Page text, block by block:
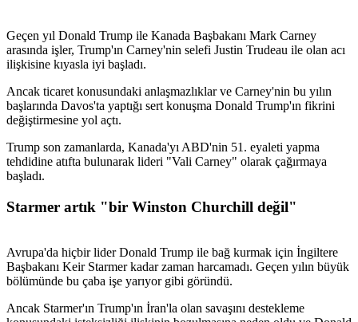
Geçen yıl Donald Trump ile Kanada Başbakanı Mark Carney
arasında işler, Trump'ın Carney'nin selefi Justin Trudeau ile olan acı
ilişkisine kıyasla iyi başladı.
Ancak ticaret konusundaki anlaşmazlıklar ve Carney'nin bu yılın
başlarında Davos'ta yaptığı sert konuşma Donald Trump'ın fikrini
değiştirmesine yol açtı.
Trump son zamanlarda, Kanada'yı ABD'nin 51. eyaleti yapma
tehdidine atıfta bulunarak lideri "Vali Carney" olarak çağırmaya
başladı.
Starmer artık "bir Winston Churchill değil"
Avrupa'da hiçbir lider Donald Trump ile bağ kurmak için İngiltere
Başbakanı Keir Starmer kadar zaman harcamadı. Geçen yılın büyük
bölümünde bu çaba işe yarıyor gibi göründü.
Ancak Starmer'ın Trump'ın İran'la olan savaşını destekleme